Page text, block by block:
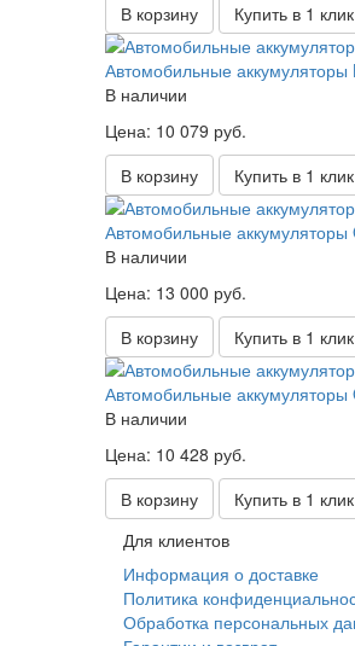
В корзину
Купить в 1 клик
Автомобильные
В наличии
Цена: 10 079 руб.
В корзину
Купить в 1 клик
Автомобильные
В наличии
Цена: 13 000 руб.
В корзину
Купить в 1 клик
Автомобильные
В наличии
Цена: 10 428 руб.
В корзину
Купить в 1 клик
Для клиентов
Информация о доставке
Политика
Обработка персональных